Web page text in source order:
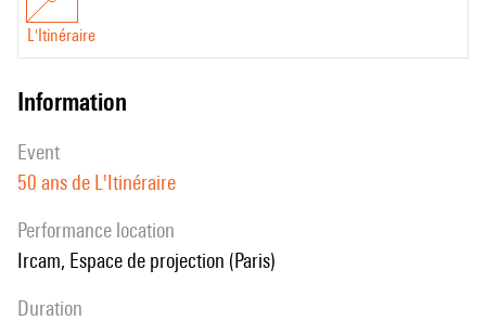
L'Itinéraire
information
event
50 ans de L'Itinéraire
performance location
Ircam, Espace de projection (Paris)
duration